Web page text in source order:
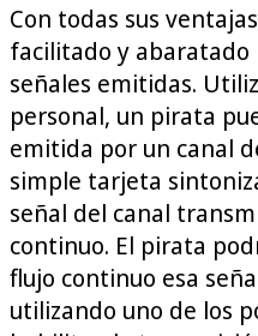
Con todas sus
facilitado y abaratado
señales emitidas.
personal, un pirata
emitida por un canal
simple tarjeta
señal del canal
continuo. El pirata
flujo continuo esa
utilizando uno de los